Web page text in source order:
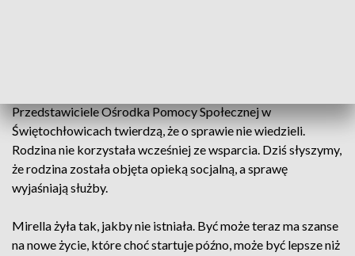
Przedstawiciele Ośrodka Pomocy Społecznej w
Świętochłowicach twierdzą, że o sprawie nie wiedzieli.
Rodzina nie korzystała wcześniej ze wsparcia. Dziś słyszymy,
że rodzina została objęta opieką socjalną, a sprawę
wyjaśniają służby.
Mirella żyła tak, jakby nie istniała. Być może teraz ma szanse
na nowe życie, które choć startuje późno, może być lepsze niż